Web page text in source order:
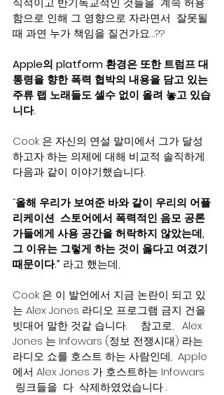
함으로 인해 그 영향으로 자라면서  잘못될
때 과연 누가 책임을 질건가요…??
Apple의 platform 환경은 또한 트럼프 대
통령을 향한 폭력 협박의 내용을 담고 있는
주류 랩 노래들도 셀수 없이 올려 놓고 있습
니다.
Cook 은 자신의 연설 말미에서 그가 달성
하고자 하는 의제에 대해 비교적 솔직하게
다음과 같이 이야기했습니다.
“올해 우리가 보여준 바와 같이 우리의 어플
리케이션  스토어에서 폭력적인 음모 공론
가들에게 사용 공간을 허락하지 않았는데,
그 이유는 그렇게 하는 것이 옳다고 여겼기
때문이다.” 라고 했는데,
Cook 은 이 발언에서 지금 논란이 되고 있
는 Alex Jones 라디오 프로그램 금지 건을
빗대어 말한 것같 습니다.     참고로,   Alex
Jones 는 Infowars (정보 전쟁시대) 라는
라디오 쇼를 호스트 하는 사람인데,  Apple
에서 Alex Jones 가 호스트하는 Infowars
링크들을  다  삭제하였었습니다 .